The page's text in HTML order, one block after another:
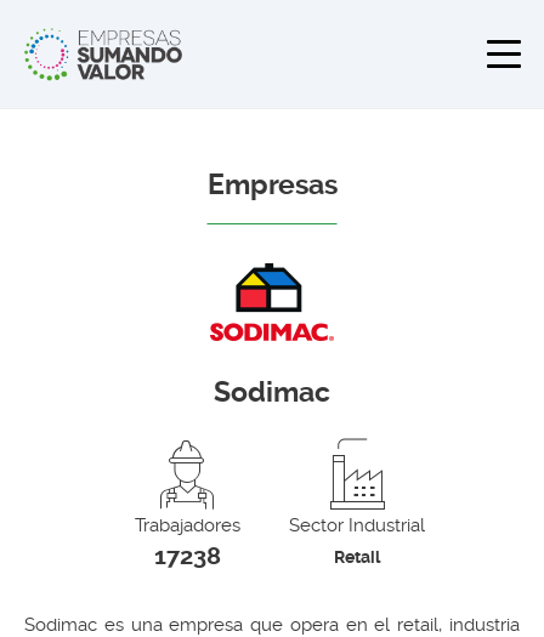
Empresas
Sodimac
Sodimac es una empresa que opera en el retail, industria
Trabajadores
17238
Sector Industrial
Retail